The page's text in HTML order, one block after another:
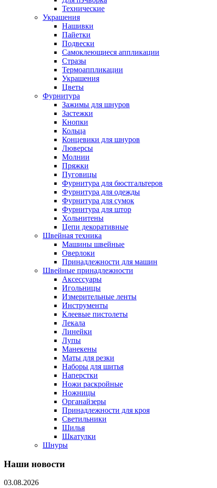
Технические
Украшения
Нашивки
Пайетки
Подвески
Самоклеющиеся аппликации
Стразы
Термоаппликации
Украшения
Цветы
Фурнитура
Зажимы для шнуров
Застежки
Кнопки
Кольца
Концевики для шнуров
Люверсы
Молнии
Пряжки
Пуговицы
Фурнитура для бюстгальтеров
Фурнитура для одежды
Фурнитура для сумок
Фурнитура для штор
Хольнитены
Цепи декоративные
Швейная техника
Машины швейные
Оверлоки
Принадлежности для машин
Швейные принадлежности
Аксессуары
Игольницы
Измерительные ленты
Инструменты
Клеевые пистолеты
Лекала
Линейки
Лупы
Манекены
Маты для резки
Наборы для шитья
Наперстки
Ножи раскройные
Ножницы
Органайзеры
Принадлежности для кроя
Светильники
Шилья
Шкатулки
Шнуры
Наши новости
03.08.2026